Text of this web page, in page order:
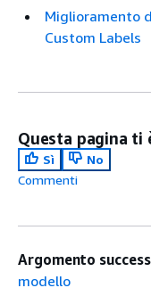
Miglioramento
Custom Labels
Questa pagina ti
Sì
No
Commenti
Argomento
modello